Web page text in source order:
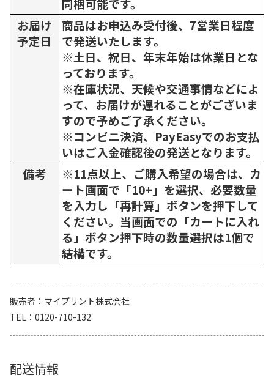
同梱可能です。
お届け
予定日
商品はお申込み受付後、7営業日程度
で発送いたします。
※土日、祝日、年末年始は休業日とな
っております。
※在庫状況、天候や交通事情などによ
って、お届けが遅れることがございま
すので予めご了承ください。
※コンビニ決済、PayEasyでのお支払
いはご入金確認後の発送となります。
備考
※11点以上、ご購入希望の場合は、カ
ート画面で「10+」を選択、必要数量
を入力し「再計算」ボタンを押下して
ください。当画面での「カートに入れ
る」ボタン押下時の数量選択は1個で
結構です。
販売者
マイプリント株式会社
TEL
0120-710-132
配送情報